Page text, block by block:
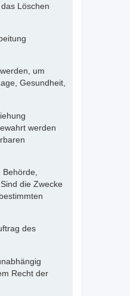
Löschen
um
Gesundheit,
werden
die Zwecke
des
Recht der